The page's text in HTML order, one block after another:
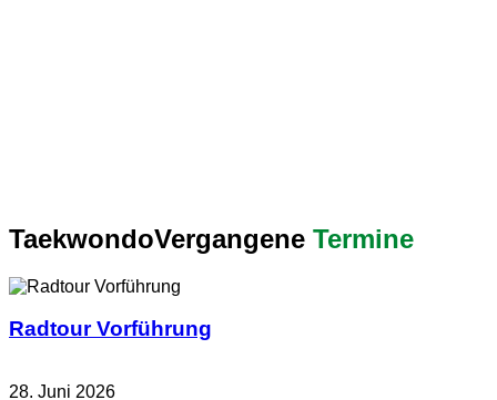
TaekwondoVergangene Termine
Radtour Vorführung
28. Juni 2026